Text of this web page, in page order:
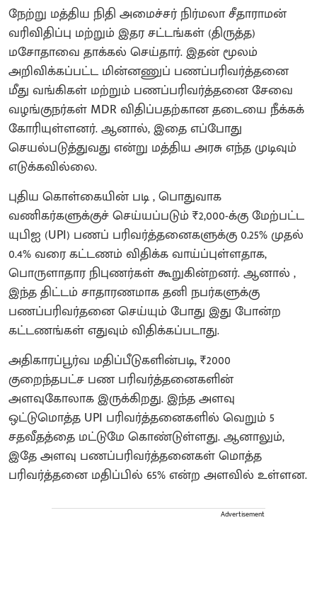
நேற்று மத்திய நிதி அமைச்சர் நிர்மலா சீதாராமன்
வரிவிதிப்பு மற்றும் இதர சட்டங்கள் (திருத்த)
மசோதாவை தாக்கல் செய்தார். இதன் மூலம்
அறிவிக்கப்பட்ட மின்னணுப் பணப்பரிவர்த்தனை
மீது வங்கிகள் மற்றும் பணப்பரிவர்த்தனை சேவை
வழங்குநர்கள் MDR விதிப்பதற்கான தடையை நீக்கக்
கோரியுள்ளனர். ஆனால், இதை எப்போது
செயல்படுத்துவது என்று மத்திய அரசு எந்த முடிவும்
எடுக்கவில்லை.
புதிய கொள்கையின் படி , பொதுவாக
வணிகர்களுக்குச் செய்யப்படும் ₹2,000-க்கு மேற்பட்ட
யுபிஐ (UPI) பணப் பரிவர்த்தனைகளுக்கு 0.25% முதல்
0.4% வரை கட்டணம் விதிக்க வாய்ப்புள்ளதாக,
பொருளாதார நிபுணர்கள் கூறுகின்றனர். ஆனால் ,
இந்த திட்டம் சாதாரணமாக தனி நபர்களுக்கு
பணப்பரிவர்தனை செய்யும் போது இது போன்ற
கட்டணங்கள் எதுவும் விதிக்கப்படாது.
​அதிகாரப்பூர்வ மதிப்பீடுகளின்படி, ₹2000
குறைந்தபட்ச பண பரிவர்த்தனைகளின்
அளவுகோலாக இருக்கிறது. இந்த அளவு
ஒட்டுமொத்த UPI பரிவர்த்தனைகளில் வெறும் 5
சதவீதத்தை மட்டுமே கொண்டுள்ளது. ஆனாலும்,
இதே அளவு பணப்பரிவர்த்தனைகள் மொத்த
பரிவர்த்தனை மதிப்பில் 65% என்ற அளவில் உள்ளன.
Advertisement